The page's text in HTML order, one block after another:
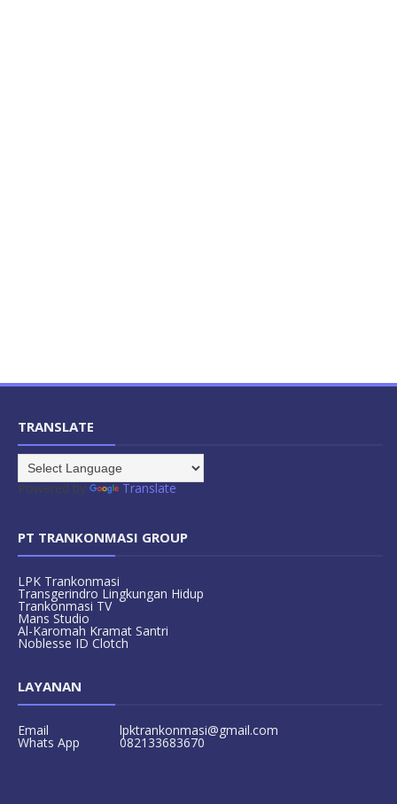
TRANSLATE
Powered by Translate
PT TRANKONMASI GROUP
LPK Trankonmasi
Transgerindro Lingkungan Hidup
Trankonmasi TV
Mans Studio
Al-Karomah Kramat Santri
Noblesse ID Clotch
LAYANAN
Email lpktrankonmasi@gmail.com
Whats App 082133683670